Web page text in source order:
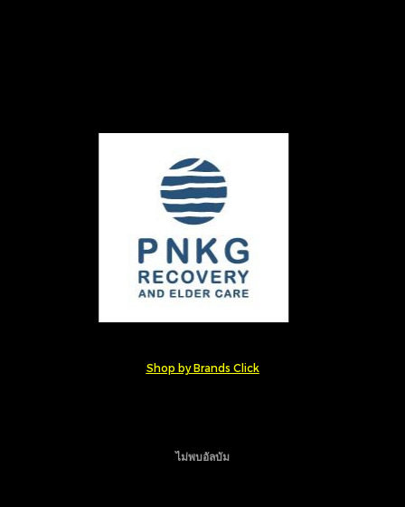
Shop by Brands Click
ไม่พบอัลบัม